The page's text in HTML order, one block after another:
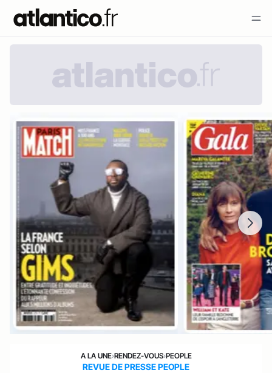
A LA UNE›RENDEZ-VOUS›PEOPLE
REVUE DE PRESSE PEOPLE